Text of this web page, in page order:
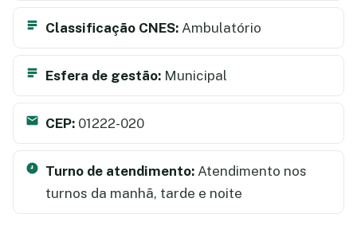
Classificação CNES: Ambulatório
Esfera de gestão: Municipal
CEP: 01222-020
Turno de atendimento: Atendimento nos
turnos da manhã, tarde e noite